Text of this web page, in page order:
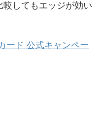
較してもエッジが効い
ード 公式キャンペー